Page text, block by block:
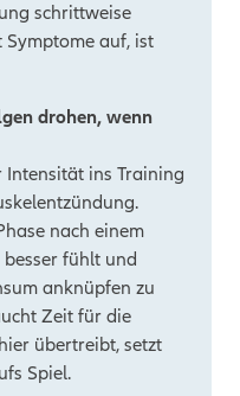
schrittweise
Symptome auf, ist
drohen, wenn
ins Training
nach einem
fühlt und
anknüpfen zu
Zeit für die
übertreibt, setzt
Spiel.